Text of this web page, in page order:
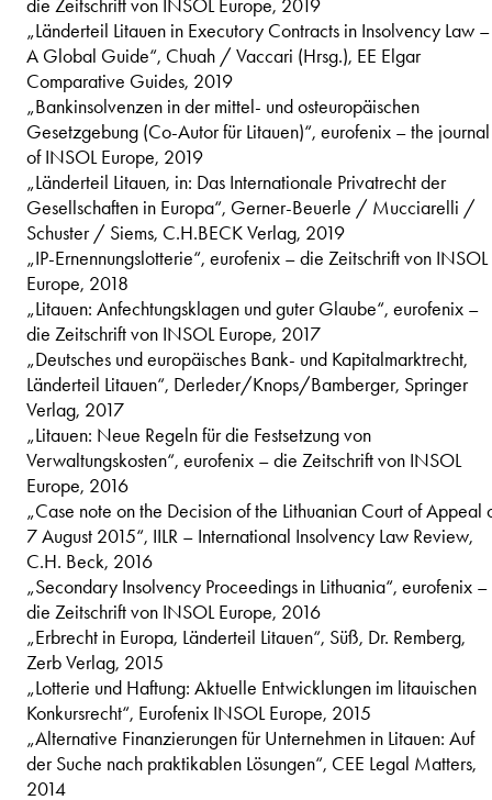
die Zeitschrift von INSOL Europe, 2019
„Länderteil Litauen in Executory Contracts in Insolvency Law –
A Global Guide“, Chuah / Vaccari (Hrsg.), EE Elgar
Comparative Guides, 2019
„Bankinsolvenzen in der mittel- und osteuropäischen
Gesetzgebung (Co-Autor für Litauen)“, eurofenix – the journal
of INSOL Europe, 2019
„Länderteil Litauen, in: Das Internationale Privatrecht der
Gesellschaften in Europa“, Gerner-Beuerle / Mucciarelli /
Schuster / Siems, C.H.BECK Verlag, 2019
„IP-Ernennungslotterie“, eurofenix – die Zeitschrift von INSOL
Europe, 2018
„Litauen: Anfechtungsklagen und guter Glaube“, eurofenix –
die Zeitschrift von INSOL Europe, 2017
„Deutsches und europäisches Bank- und Kapitalmarktrecht,
Länderteil Litauen“, Derleder/Knops/Bamberger, Springer
Verlag, 2017
„Litauen: Neue Regeln für die Festsetzung von
Verwaltungskosten“, eurofenix – die Zeitschrift von INSOL
Europe, 2016
„Case note on the Decision of the Lithuanian Court of Appeal
7 August 2015“, IILR – International Insolvency Law Review,
C.H. Beck, 2016
„Secondary Insolvency Proceedings in Lithuania“, eurofenix –
die Zeitschrift von INSOL Europe, 2016
„Erbrecht in Europa, Länderteil Litauen“, Süß, Dr. Remberg,
Zerb Verlag, 2015
„Lotterie und Haftung: Aktuelle Entwicklungen im litauischen
Konkursrecht“, Eurofenix INSOL Europe, 2015
„Alternative Finanzierungen für Unternehmen in Litauen: Auf
der Suche nach praktikablen Lösungen“, CEE Legal Matters,
2014